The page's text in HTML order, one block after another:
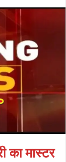
का मास्टर